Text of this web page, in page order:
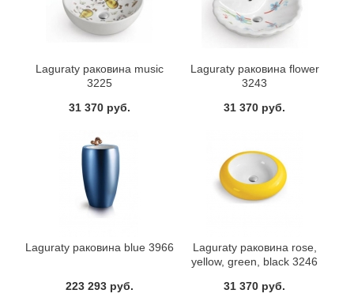
Laguraty раковина music
3225
31 370 руб.
Laguraty раковина flower
3243
31 370 руб.
Laguraty раковина blue 3966
223 293 руб.
Laguraty раковина rose,
yellow, green, black 3246
31 370 руб.